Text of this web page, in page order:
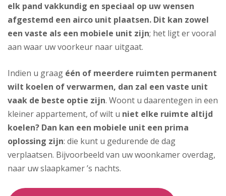
elk pand vakkundig en speciaal op uw wensen
afgestemd een airco unit plaatsen. Dit kan zowel
een vaste als een mobiele unit zijn; het ligt er vooral
aan waar uw voorkeur naar uitgaat.
Indien u graag één of meerdere ruimten permanent
wilt koelen of verwarmen, dan zal een vaste unit
vaak de beste optie zijn. Woont u daarentegen in een
kleiner appartement, of wilt u niet elke ruimte altijd
koelen? Dan kan een mobiele unit een prima
oplossing zijn: die kunt u gedurende de dag
verplaatsen. Bijvoorbeeld van uw woonkamer overdag,
naar uw slaapkamer ’s nachts.